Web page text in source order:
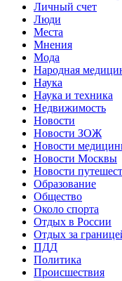
Личный счет
Люди
Места
Мнения
Мода
Народная
Наука
Наука и техника
Недвижимость
Новости
Новости ЗОЖ
Новости
Новости Москвы
Новости
Образование
Общество
Около спорта
Отдых в России
Отдых за
ПДД
Политика
Происшествия